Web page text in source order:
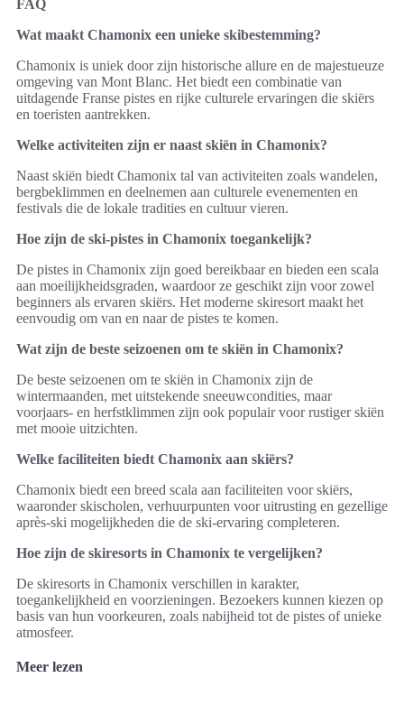
FAQ
Wat maakt Chamonix een unieke skibestemming?
Chamonix is uniek door zijn historische allure en de majestueuze
omgeving van Mont Blanc. Het biedt een combinatie van
uitdagende Franse pistes en rijke culturele ervaringen die skiërs
en toeristen aantrekken.
Welke activiteiten zijn er naast skiën in Chamonix?
Naast skiën biedt Chamonix tal van activiteiten zoals wandelen,
bergbeklimmen en deelnemen aan culturele evenementen en
festivals die de lokale tradities en cultuur vieren.
Hoe zijn de ski-pistes in Chamonix toegankelijk?
De pistes in Chamonix zijn goed bereikbaar en bieden een scala
aan moeilijkheidsgraden, waardoor ze geschikt zijn voor zowel
beginners als ervaren skiërs. Het moderne skiresort maakt het
eenvoudig om van en naar de pistes te komen.
Wat zijn de beste seizoenen om te skiën in Chamonix?
De beste seizoenen om te skiën in Chamonix zijn de
wintermaanden, met uitstekende sneeuwcondities, maar
voorjaars- en herfstklimmen zijn ook populair voor rustiger skiën
met mooie uitzichten.
Welke faciliteiten biedt Chamonix aan skiërs?
Chamonix biedt een breed scala aan faciliteiten voor skiërs,
waaronder skischolen, verhuurpunten voor uitrusting en gezellige
après-ski mogelijkheden die de ski-ervaring completeren.
Hoe zijn de skiresorts in Chamonix te vergelijken?
De skiresorts in Chamonix verschillen in karakter,
toegankelijkheid en voorzieningen. Bezoekers kunnen kiezen op
basis van hun voorkeuren, zoals nabijheid tot de pistes of unieke
atmosfeer.
Meer lezen